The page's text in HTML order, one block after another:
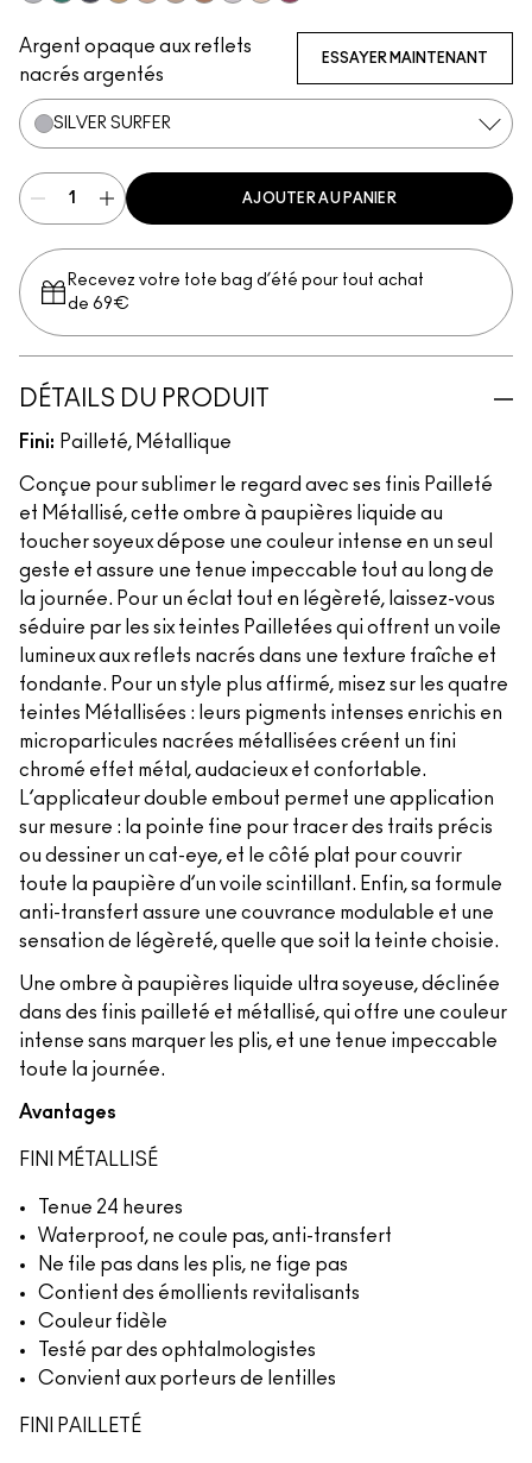
Argent opaque aux reflets
nacrés argentés
ESSAYER MAINTENANT
SILVER SURFER
AJOUTER AU PANIER
Recevez votre tote bag d’été pour tout achat
de 69€
DÉTAILS DU PRODUIT
Fini: Pailleté, Métallique
Conçue pour sublimer le regard avec ses finis Pailleté
et Métallisé, cette ombre à paupières liquide au
toucher soyeux dépose une couleur intense en un seul
geste et assure une tenue impeccable tout au long de
la journée. Pour un éclat tout en légèreté, laissez-vous
séduire par les six teintes Pailletées qui offrent un voile
lumineux aux reflets nacrés dans une texture fraîche et
fondante. Pour un style plus affirmé, misez sur les quatre
teintes Métallisées : leurs pigments intenses enrichis en
microparticules nacrées métallisées créent un fini
chromé effet métal, audacieux et confortable.
L’applicateur double embout permet une application
sur mesure : la pointe fine pour tracer des traits précis
ou dessiner un cat-eye, et le côté plat pour couvrir
toute la paupière d’un voile scintillant. Enfin, sa formule
anti-transfert assure une couvrance modulable et une
sensation de légèreté, quelle que soit la teinte choisie.
Une ombre à paupières liquide ultra soyeuse, déclinée
dans des finis pailleté et métallisé, qui offre une couleur
intense sans marquer les plis, et une tenue impeccable
toute la journée.
Avantages
FINI MÉTALLISÉ
Tenue 24 heures
Waterproof, ne coule pas, anti-transfert
Ne file pas dans les plis, ne fige pas
Contient des émollients revitalisants
Couleur fidèle
Testé par des ophtalmologistes
Convient aux porteurs de lentilles
FINI PAILLETÉ